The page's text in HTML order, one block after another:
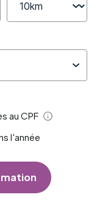
au CPF
Aide
l'année